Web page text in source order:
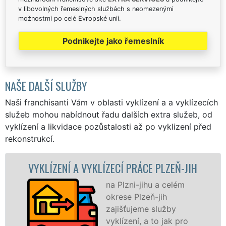
v libovolných řemeslných službách s neomezenými
možnostmi po celé Evropské unii.
Podnikejte jako řemeslník
NAŠE DALŠÍ SLUŽBY
Naši franchisanti Vám v oblasti vyklízení a a vyklízecích
služeb mohou nabídnout řadu dalších extra služeb, od
vyklízení a likvidace pozůstalosti až po vyklizení před
rekonstrukcí.
A VYKLÍZECÍ PRÁCE PLZEŇ-JIH
na Plzni-jihu a celém
okrese Plzeň-jih
zajišťujeme služby
vyklízení, a to jak pro